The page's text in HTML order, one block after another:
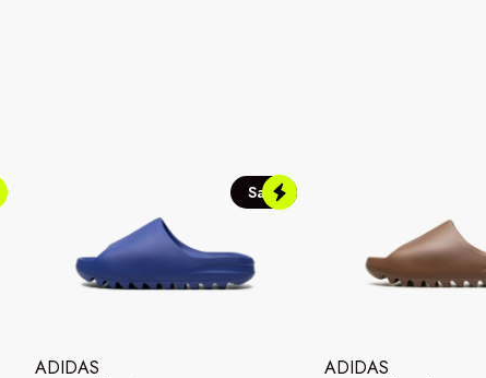
Sale
ADIDAS
ADIDAS